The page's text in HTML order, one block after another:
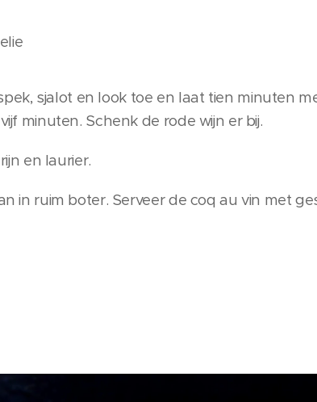
sjalot en look toe en laat tien minuten
minuten. Schenk de rode wijn er bij.
en laurier.
in ruim boter. Serveer de coq au vin met